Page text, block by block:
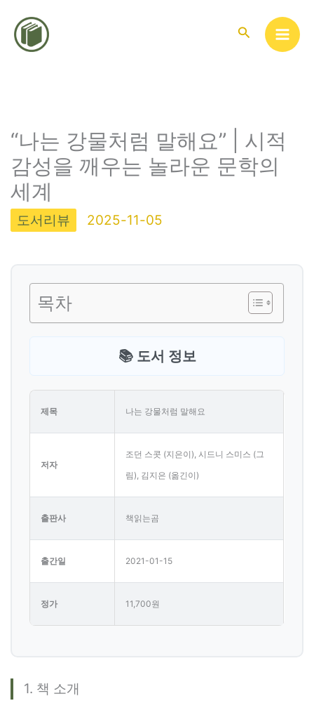
뛰
검
“나는 강물처럼 말해요” | 시적
감성을 깨우는 놀라운 문학의
세계
도서리뷰 2025-11-05
목차
📚 도서 정보
제목 나는 강물처럼 말해요
저자
조던 스콧 (지은이), 시드니 스미스 (그
림), 김지은 (옮긴이)
출판사 책읽는곰
출간일 2021-01-15
정가 11,700원
1. 책 소개